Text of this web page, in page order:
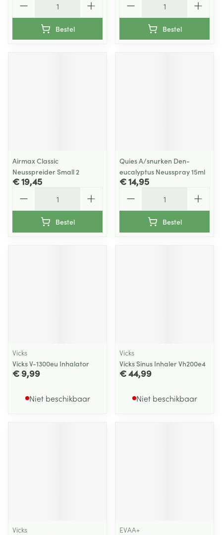
Bestel Bestel
Airmax Classic
Neusspreider Small 2
€ 19,45
Bestel
Quies A/snurken Den-
eucalyptus Neusspray 15ml
€ 14,95
Bestel
Vicks
Vicks V-1300eu Inhalator
€ 9,99
Niet beschikbaar
Vicks
Vicks Sinus Inhaler Vh200e4
€ 44,99
Niet beschikbaar
Vicks
EVAA+